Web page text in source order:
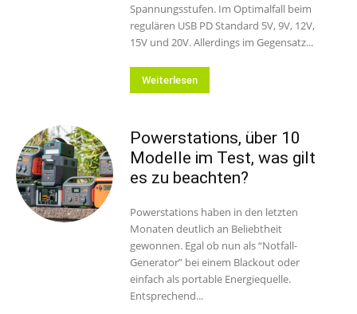
Spannungsstufen. Im Optimalfall beim
regulären USB PD Standard 5V, 9V, 12V,
15V und 20V. Allerdings im Gegensatz...
Weiterlesen
Powerstations, über 10
Modelle im Test, was gilt
es zu beachten?
Powerstations haben in den letzten
Monaten deutlich an Beliebtheit
gewonnen. Egal ob nun als “Notfall-
Generator” bei einem Blackout oder
einfach als portable Energiequelle.
Entsprechend...